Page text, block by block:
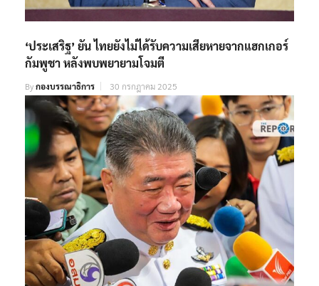
‘ประเสริฐ’ ยัน ไทยยังไม่ได้รับความเสียหายจากแฮกเกอร์
กัมพูชา หลังพบพยายามโจมตี
Byกองบรรณาธิการ 30 กรกฎาคม 2025